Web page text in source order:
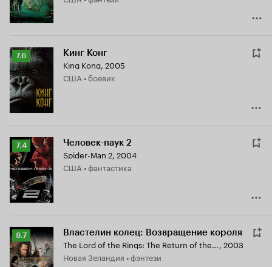
Рейтинг
Кинопоиска
7.6
7.6 Кинг Конг
King Kong, 2005
США • боевик
Рейтинг
Кинопоиска
7.4
7.4 Человек-паук 2
Spider-Man 2, 2004
США • фантастика
Рейтинг
Кинопоиска
8.7
8.7 Властелин колец: Возвращение короля
The Lord of the Rings: The Return of the King, 2003
Новая Зеландия • фэнтези